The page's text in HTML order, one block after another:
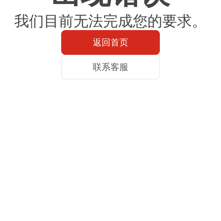
我们目前无法完成您的要求。
返回首页
联系客服